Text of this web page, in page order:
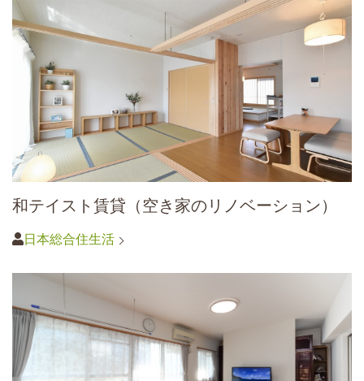
和テイスト賃貸（空き家のリノベーション）
日本総合住生活